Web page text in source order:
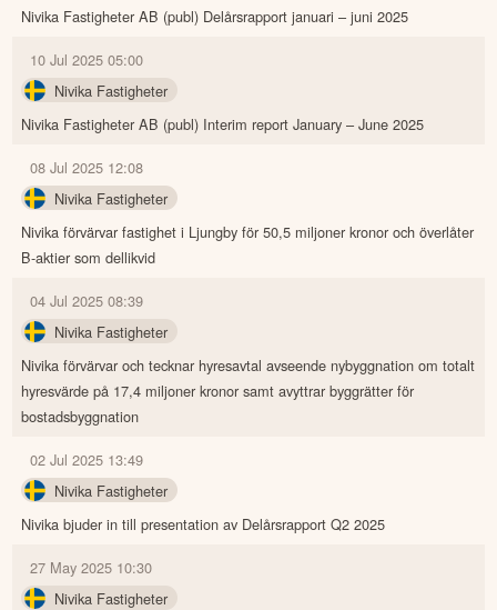
Nivika Fastigheter AB (publ) Delårsrapport januari – juni 2025
10 Jul 2025 05:00
Nivika Fastigheter
Nivika Fastigheter AB (publ) Interim report January – June 2025
08 Jul 2025 12:08
Nivika Fastigheter
Nivika förvärvar fastighet i Ljungby för 50,5 miljoner kronor och överlåter
B-aktier som dellikvid
04 Jul 2025 08:39
Nivika Fastigheter
Nivika förvärvar och tecknar hyresavtal avseende nybyggnation om totalt
hyresvärde på 17,4 miljoner kronor samt avyttrar byggrätter för
bostadsbyggnation
02 Jul 2025 13:49
Nivika Fastigheter
Nivika bjuder in till presentation av Delårsrapport Q2 2025
27 May 2025 10:30
Nivika Fastigheter